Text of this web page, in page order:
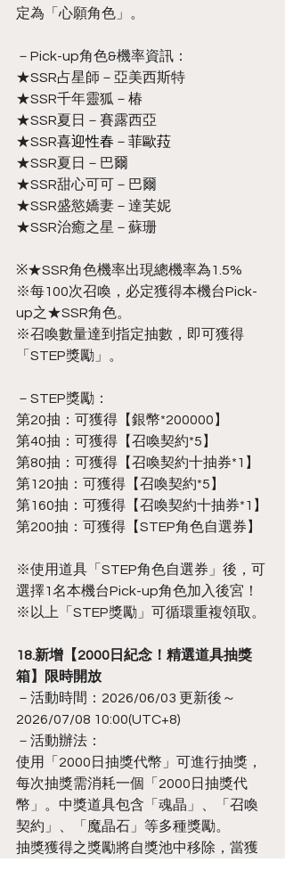
定為「心願角色」。
－Pick-up角色&機率資訊：
★SSR占星師－亞美西斯特
★SSR千年靈狐－椿
★SSR夏日－賽露西亞
★SSR喜迎性春 － 菲歐菈
★SSR夏日－巴爾
★SSR甜心可可－巴爾
★SSR盛慾嬌妻－達芙妮
★SSR治癒之星－蘇珊
※★SSR角色機率出現總機率為1.5%
※每100次召喚，必定獲得本機台Pick-
up之★SSR角色。
※召喚數量達到指定抽數，即可獲得
「STEP獎勵」。
－STEP獎勵：
第20抽：可獲得【銀幣*200000】
第40抽：可獲得【召喚契約*5】
第80抽：可獲得【召喚契約十抽券*1】
第120抽：可獲得【召喚契約*5】
第160抽：可獲得【召喚契約十抽券*1】
第200抽：可獲得【STEP角色自選券】
※使用道具「STEP角色自選券」後，可
選擇1名本機台Pick-up角色加入後宮！
※以上「STEP獎勵」可循環重複領取。
18.新增【2000日紀念！精選道具抽獎
箱】限時開放
－活動時間：2026/06/03 更新後～
2026/07/08 10:00(UTC+8)
－活動辦法：
使用「2000日抽獎代幣」可進行抽獎，
每次抽獎需消耗一個「2000日抽獎代
幣」。中獎道具包含「魂晶」、「召喚
契約」、「魔晶石」等多種獎勵。
抽獎獲得之獎勵將自獎池中移除，當獲